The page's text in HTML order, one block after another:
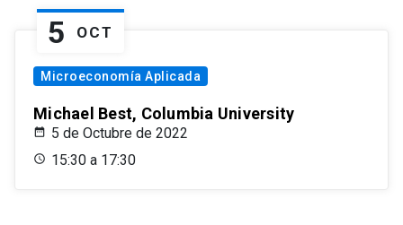
5 OCT
Microeconomía Aplicada
Michael Best, Columbia University
5 de Octubre de 2022
15:30 a 17:30